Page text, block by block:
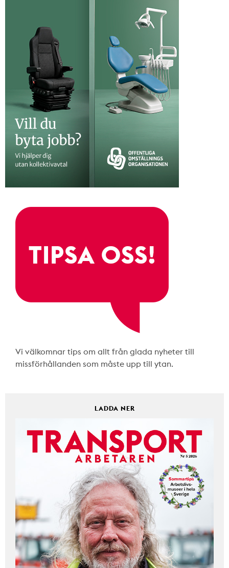
Vi välkomnar tips om allt från glada nyheter till
missförhållanden som måste upp till ytan.
LADDA NER